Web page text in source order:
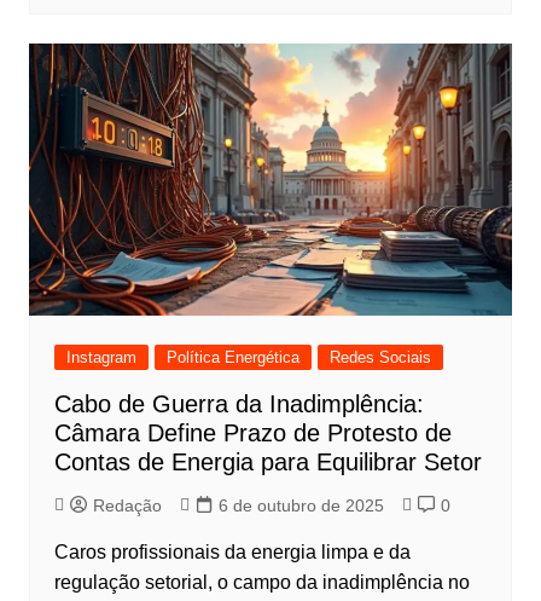
Instagram Política Energética Redes Sociais
Cabo de Guerra da Inadimplência:
Câmara Define Prazo de Protesto de
Contas de Energia para Equilibrar Setor
Redação 6 de outubro de 2025 0
Caros profissionais da energia limpa e da
regulação setorial, o campo da inadimplência no